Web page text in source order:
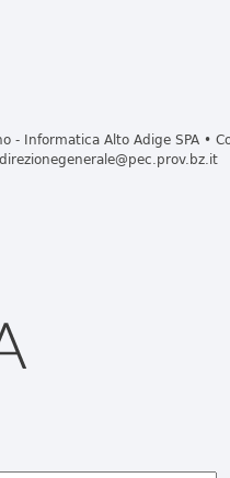
- Informatica Alto Adige SPA •